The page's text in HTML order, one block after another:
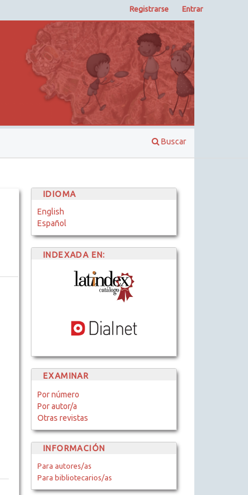
Buscar
Registrarse Entrar
IDIOMA
English
Español
INDEXADA EN:
EXAMINAR
Por número
Por autor/a
Otras revistas
INFORMACIÓN
Para autores/as
Para bibliotecarios/as